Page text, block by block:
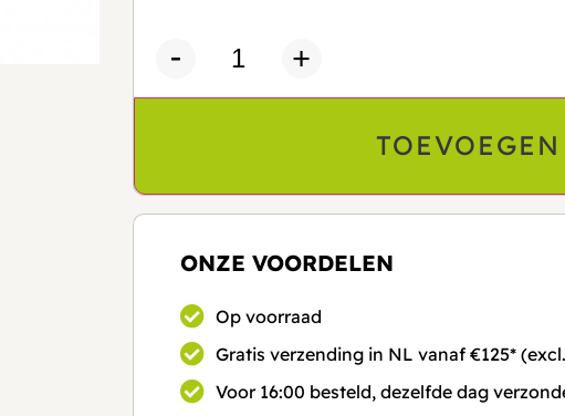
ONZE VOORDELEN
Op voorraad
Gratis verzending in NL vanaf €125*
Voor 16:00 besteld, dezelfde dag